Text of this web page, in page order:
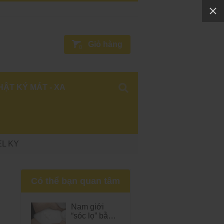
Có thể bạn quan tâm
Nam giới
“sóc lọ” bằng
KY
0 Giỏ hàng
KÝ MÁT - XA